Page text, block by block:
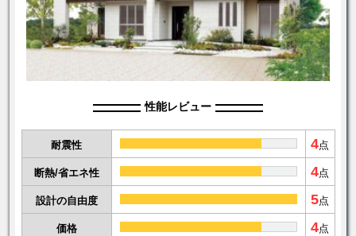
性能レビュー
耐震性 4点
断熱/省エネ性 4点
設計の自由度 5点
価格 4点